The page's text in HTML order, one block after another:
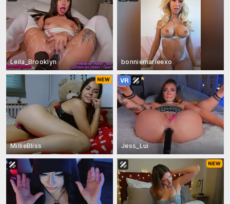
Leila_Brooklyn bonniemarieexo
MillieBliss Jess_Lui